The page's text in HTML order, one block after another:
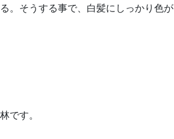
。そうする事で、白髪にしっかり色が
です。